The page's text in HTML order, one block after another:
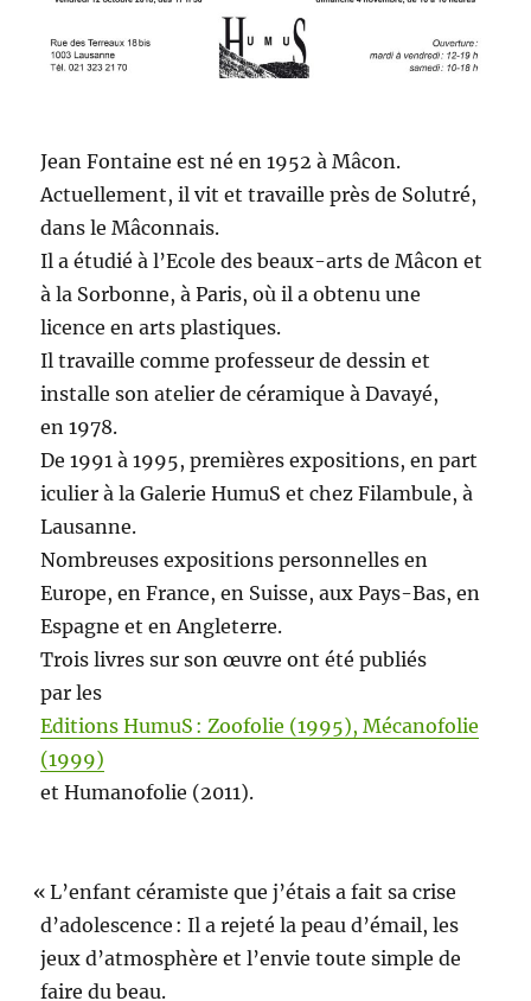
Jean Fontaine est né en 1952 à Mâcon.
Actuelle­ment, il vit et tra­vaille près de Solutré,
dans le Mâconnais.
Il a étudié à l’Ecole des beaux-arts de Mâcon et
à la Sor­bonne, à Paris, où il a obtenu une
licence en arts plastiques.
Il tra­vaille comme pro­fesseur de dessin et
installe son ate­lier de céramique à Davayé,
en 1978.
De 1991 à 1995, pre­mières expo­si­tions, en par­t
i­c­uli­er à la Galerie HumuS et chez Fil­am­bule, à
Lausanne.
Nom­breuses expo­si­tions per­son­nelles en
Europe, en France, en Suisse, aux Pays-Bas, en
Espagne et en Angleterre.
Trois livres sur son œuvre ont été pub­liés
par les
Edi­tions HumuS : Zoofolie (1995), Mécanofolie
(1999)
et Humanofolie (2011).
« L’enfant céramiste que j’étais a fait sa crise
d’adolescence : Il a rejeté la peau d’émail, les
jeux d’atmosphère et l’envie toute sim­ple de
faire du beau.